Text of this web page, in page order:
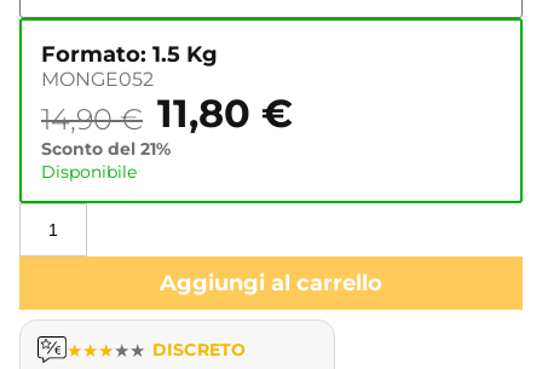
Formato: 1.5 Kg
MONGE052
14,90€ 11,80 €
Sconto del 21%
Disponibile
Aggiungi al carrello
★★★★★ DISCRETO